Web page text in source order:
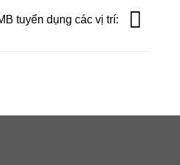
tuyển dụng các vị trí: